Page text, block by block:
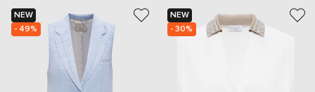
NEW
- 49%
NEW
- 30%